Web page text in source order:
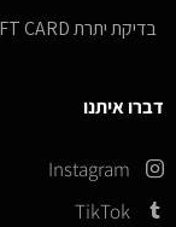
בדיקת יתרת GIFT CARD
דברו איתנו
Instagram
TikTok